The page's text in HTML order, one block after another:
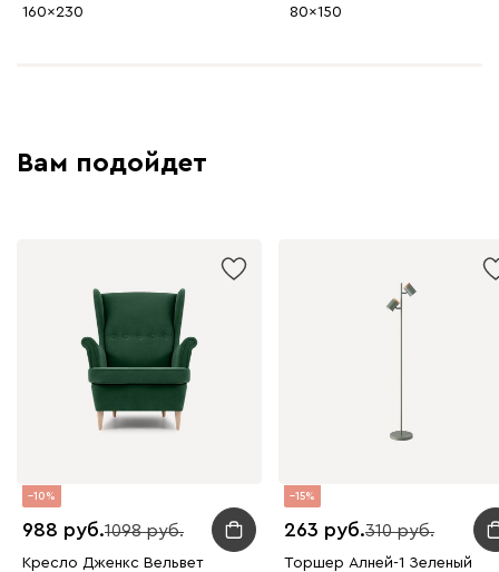
160x230
80x150
Вам подойдет
10
988 1098
Кресло Дженкс Вельвет
15
263 310
Торшер Алней-1 Зеленый